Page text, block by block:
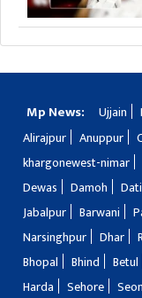
Mp News: Ujjain
Alirajpur
Anuppur
khargonewest-nimar
Dewas
Damoh
Jabalpur
Barwani
Narsinghpur
Dhar
Bhopal
Bhind Betul
Harda
Sehore